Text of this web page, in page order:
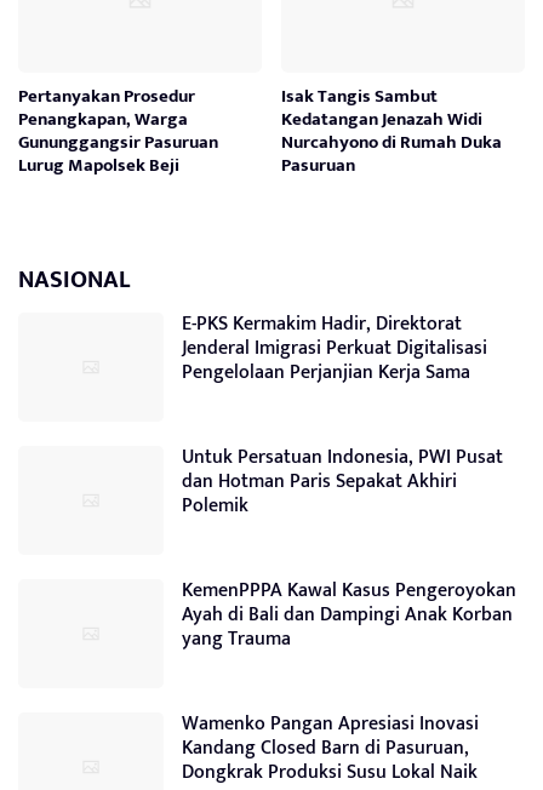
Pertanyakan Prosedur
Penangkapan, Warga
Gununggangsir Pasuruan
Lurug Mapolsek Beji
Isak Tangis Sambut
Kedatangan Jenazah Widi
Nurcahyono di Rumah Duka
Pasuruan
NASIONAL
E-PKS Kermakim Hadir, Direktorat
Jenderal Imigrasi Perkuat Digitalisasi
Pengelolaan Perjanjian Kerja Sama
Untuk Persatuan Indonesia, PWI Pusat
dan Hotman Paris Sepakat Akhiri
Polemik
KemenPPPA Kawal Kasus Pengeroyokan
Ayah di Bali dan Dampingi Anak Korban
yang Trauma
Wamenko Pangan Apresiasi Inovasi
Kandang Closed Barn di Pasuruan,
Dongkrak Produksi Susu Lokal Naik